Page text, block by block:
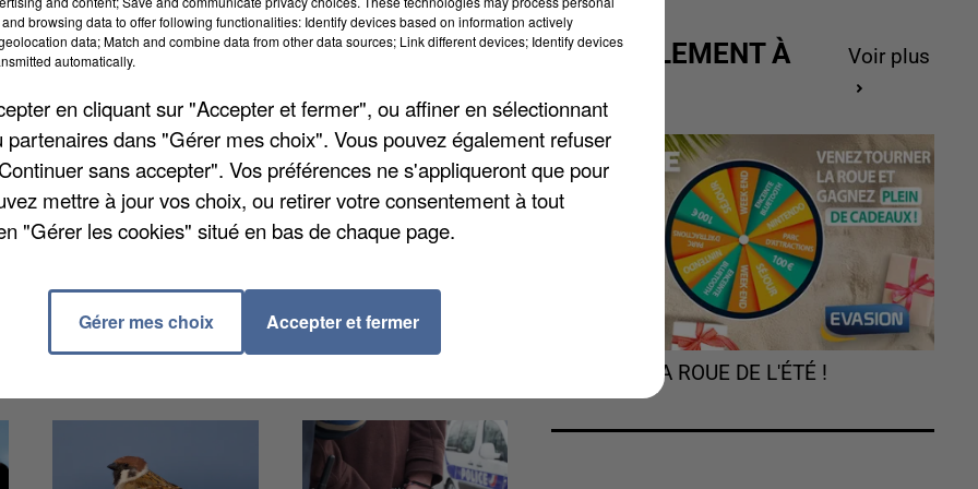
écarts sociaux, non seulement entre les
ce chiffre est proche de 1, plus les écarts constatés
proche de la moyenne.
mixités sociales et les Hauts-de-Seine, une
données, se base sur la profession et catégorie
être classés en quatre catégories :très
ACTUELLEMENT À
Voir plus
TOURNEZ LA ROUE DE L'ÉTÉ !
browsing data to offer following functionalities: Identify devices based on information actively
data; Match and combine data from other data sources; Link different devices; Identify devices
automatically.
en cliquant sur "Accepter et fermer", ou affiner en sélectionnant
partenaires dans "Gérer mes choix". Vous pouvez également refuser
sans accepter". Vos préférences ne s'appliqueront que pour
mettre à jour vos choix, ou retirer votre consentement à tout
"Gérer les cookies" situé en bas de chaque page.
Gérer mes choix Accepter et fermer